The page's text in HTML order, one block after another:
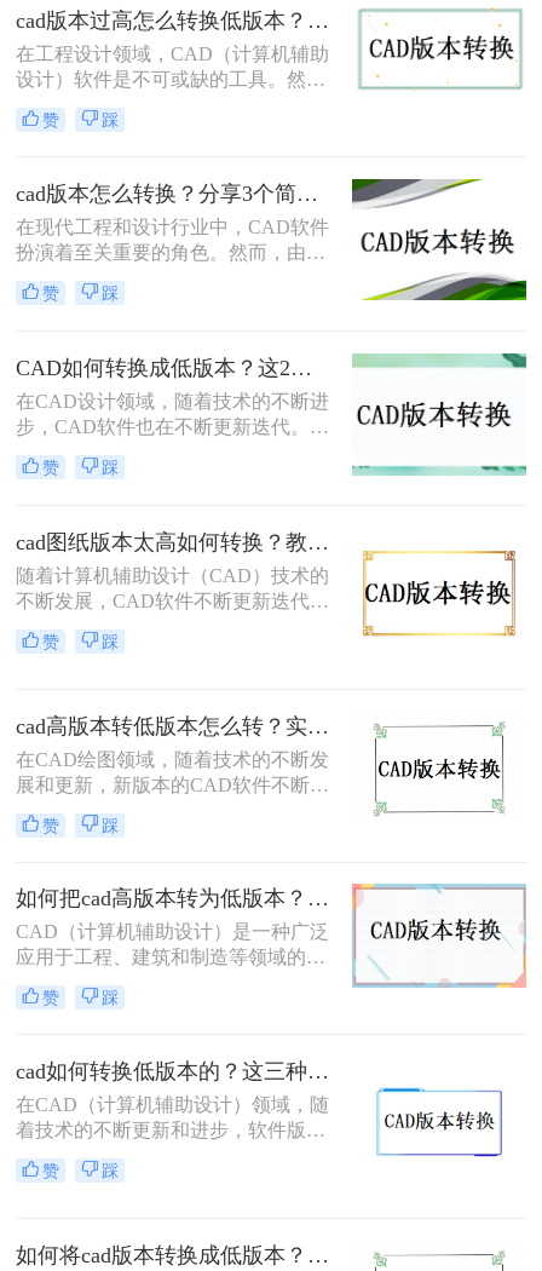
最好的方法就是转换一下版本，那么
具体要怎么#other#呢？下面就一起来
了解一下吧。
cad版本过高怎么转换低版本？教你二个小妙招轻松搞定！
在工程设计领域，CAD（计算机辅助
设计）软件是不可或缺的工具。然
而，随着技术的不断进步，CAD软件
也在不断更新换代。有时，我们可能
打开或编辑文件的情况，这时就需要
将高版本的CAD文件转换为低版本。
那么CAD版本过高怎么转换低版本
呢？本文将介绍几种常见的CAD版本
转换方法，帮助您轻松应对这一问
题。
赞 踩
cad版本怎么转换？分享3个简单方法，轻松无损转换！
在现代工程和设计行业中，CAD软件
扮演着至关重要的角色。然而，由于
不同的CAD软件使用不同的文件格
式，将文件从一个CAD版本转换到另
的是，我们有几种方法可以轻松地完
成这个转换过程，并确保文件在不同
的CAD软件中无缝地运行。那么CAD
版本怎么转换呢？在本文中，我们将
介绍三种最常用的CAD版本转换方
法，以帮助您更好地处理CAD文件。
赞 踩
CAD如何转换成低版本？这2个方法一定要学会！
在CAD设计领域，随着技术的不断进
步，CAD软件也在不断更新迭代。然
而，在实际工作中，我们经常会遇到
需要在不同版本的CAD软件之间转换
备或系统上，只能运行低版本的CAD
软件。因此，将高版本的CAD文件转
换成低版本成为了一个常见的需求。
本文将详细介绍CAD如何转换成低版
本，帮助您轻松应对这一挑战。
赞 踩
cad图纸版本太高如何转换？教你三个小妙招轻松搞定！
随着计算机辅助设计（CAD）技术的
不断发展，CAD软件不断更新迭代，
每个新版本都带来了更强大的功能和
更高的工作效率。然而，这也导致了
件中打开或编辑时，就会遇到版本不
兼容的问题。那么，cad图纸版本太高
如何转换呢？本文将为您介绍几种实
赞 踩
cad高版本转低版本怎么转？实用的版本转换方法来了！
在CAD绘图领域，随着技术的不断发
展和更新，新版本的CAD软件不断涌
现，它们带来了更为丰富的功能和更
高的绘图效率。然而，在实际工作
高版本的CAD文件转换为低版本，以
便在旧版本的CAD软件中打开和编
辑。那么CAD高版本转低版本怎么转
呢？本文将详细介绍CAD高版本转低
版本的转换方法，帮助您轻松应对这
一需求。
赞 踩
如何把cad高版本转为低版本？学会这两个方法就够了！
CAD（计算机辅助设计）是一种广泛
应用于工程、建筑和制造等领域的设
计软件。在使用CAD软件时，有时候
我们需要将高版本的CAD文件转换为
本CAD软件的人进行共享和协作。那
么如何把CAD高版本转为低版本呢？
本文将介绍两种简单的方法，帮助你
将CAD高版本文件转为低版本文件。
赞 踩
cad如何转换低版本的？这三种办法帮你轻松解决！
在CAD（计算机辅助设计）领域，随
着技术的不断更新和进步，软件版本
也日新月异。但在实际应用中，有时
我们需要将高版本的CAD文件转换为
的呢？下面将为您介绍三种实用的方
赞 踩
如何将cad版本转换成低版本？试试这三种方法吧！